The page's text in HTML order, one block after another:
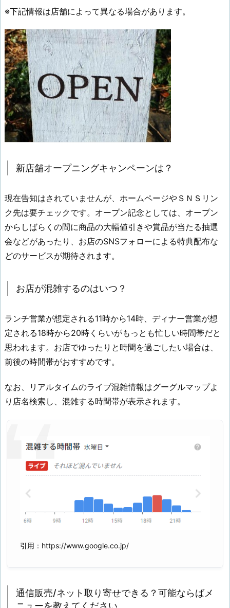
※下記情報は店舗によって異なる場合があります。
新店舗オープニングキャンペーンは？
現在告知はされていませんが、ホームページやＳＮＳリン
ク先は要チェックです。オープン記念としては、オープン
からしばらくの間に商品の大幅値引きや賞品が当たる抽選
会などがあったり、お店のSNSフォローによる特典配布な
どのサービスが期待されます。
お店が混雑するのはいつ？
ランチ営業が想定される11時から14時、ディナー営業が想
定される18時から20時くらいがもっとも忙しい時間帯だと
思われます。お店でゆったりと時間を過ごしたい場合は、
前後の時間帯がおすすめです。
なお、リアルタイムのライブ混雑情報はグーグルマップよ
り店名検索し、混雑する時間帯が表示されます。
引用：https://www.google.co.jp/
通信販売/ネット取り寄せできる？可能ならばメ
ニューを教えてください。